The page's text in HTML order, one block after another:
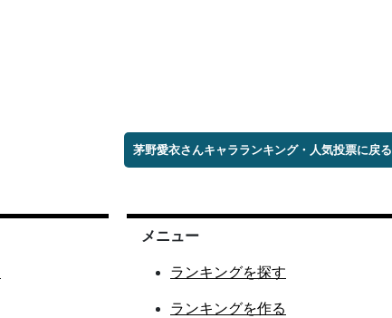
茅野愛衣さんキャラランキング・人気投票に戻る
メニュー
ランキングを探す
ランキングを作る